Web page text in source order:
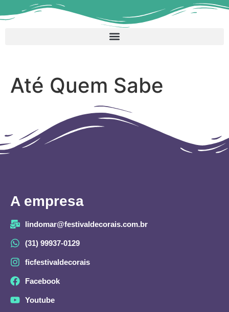
Até Quem Sabe
A empresa
lindomar@festivaldecorais.com.br
(31) 99937-0129
ficfestivaldecorais
Facebook
Youtube